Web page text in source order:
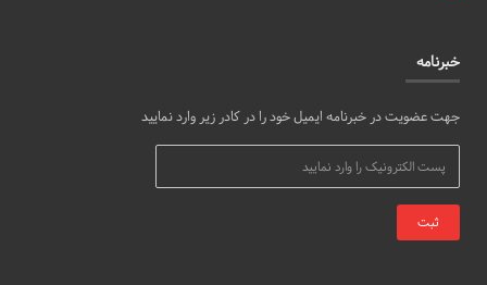
خبرنامه
جهت عضویت در خبرنامه ایمیل خود را در کادر زیر وارد نمایید